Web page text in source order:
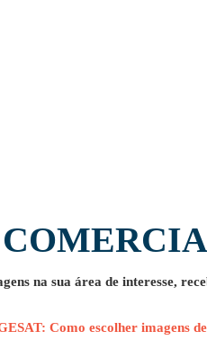
na sua área de interesse,
Como escolher imagens